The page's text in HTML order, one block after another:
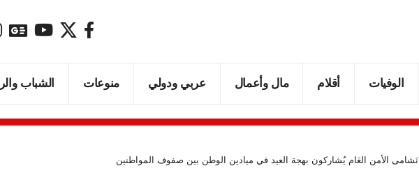
الوفيات أقلام مال وأعمال عربي ودولي منوعات الشباب
نَشامى الأمن العَام يُشاركون بهجة العيد في ميادين الوطن بين صفوف المواطنين